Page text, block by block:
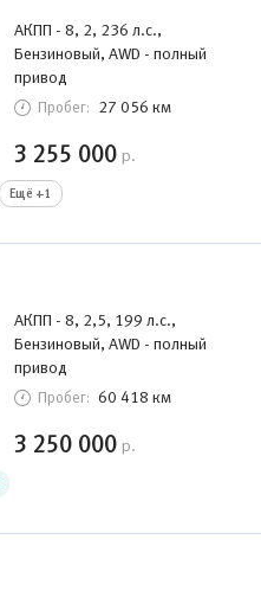
АКПП - 8, 2, 236 л.с.,
Бензиновый, AWD - полный
привод
Пробег: 27 056 км
3 255 000 р.
Ещё +1
АКПП - 8, 2,5, 199 л.с.,
Бензиновый, AWD - полный
привод
Пробег: 60 418 км
3 250 000 р.